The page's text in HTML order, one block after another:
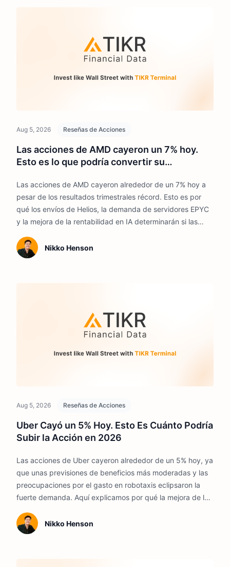
Aug 5, 2026 Reseñas de Acciones
Las acciones de AMD cayeron un 7% hoy.
Esto es lo que podría convertir su
bursátil
Las acciones de AMD cayeron alrededor de un 7% hoy a
pesar de los resultados trimestrales récord. Esto es por
qué los envíos de Helios, la demanda de servidores EPYC
y la mejora de la rentabilidad en IA determinarán si las
Nikko Henson
Aug 5, 2026 Reseñas de Acciones
Uber Cayó un 5% Hoy. Esto Es Cuánto Podría
Subir la Acción en 2026
Las acciones de Uber cayeron alrededor de un 5% hoy, ya
que unas previsiones de beneficios más moderadas y las
preocupaciones por el gasto en robotaxis eclipsaron la
fuerte demanda. Aquí explicamos por qué la mejora de la
respaldar una revalorización en 2026.
Nikko Henson